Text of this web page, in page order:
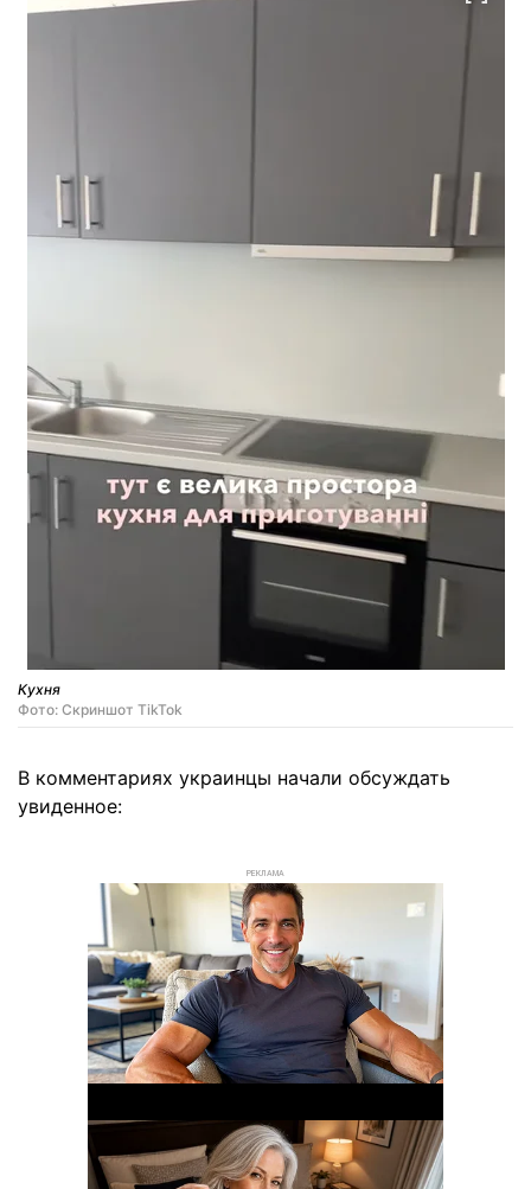
Кухня
Фото: Скриншот TikTok
В комментариях украинцы начали обсуждать
увиденное:
РЕКЛАМА